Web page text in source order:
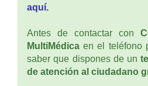
aquí.
Antes de contactar con
MultiMédica en el teléfono
saber que dispones de un
de atención al ciudadano